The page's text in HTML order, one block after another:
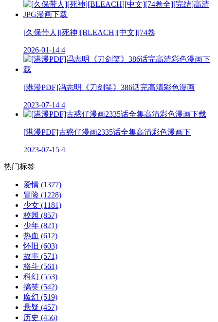
[久保带人][死神][BLEACH][中文][74卷
2026-01-14 4
[港漫PDF]冯志明《刀剑笑》386话完高清彩色漫画
2023-07-14 4
[港漫PDF]古惑仔漫画2335话全集高清彩色漫画下
2023-07-15 4
热门标签
爱情 (1377)
冒险 (1228)
少女 (1181)
校园 (857)
少年 (821)
热血 (612)
怀旧 (603)
故事 (571)
格斗 (561)
科幻 (553)
搞笑 (542)
魔幻 (519)
悬疑 (457)
历史 (456)